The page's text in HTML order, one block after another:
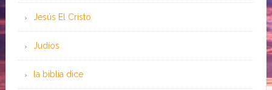
Jesús El Cristo
Judíos
la biblia dice